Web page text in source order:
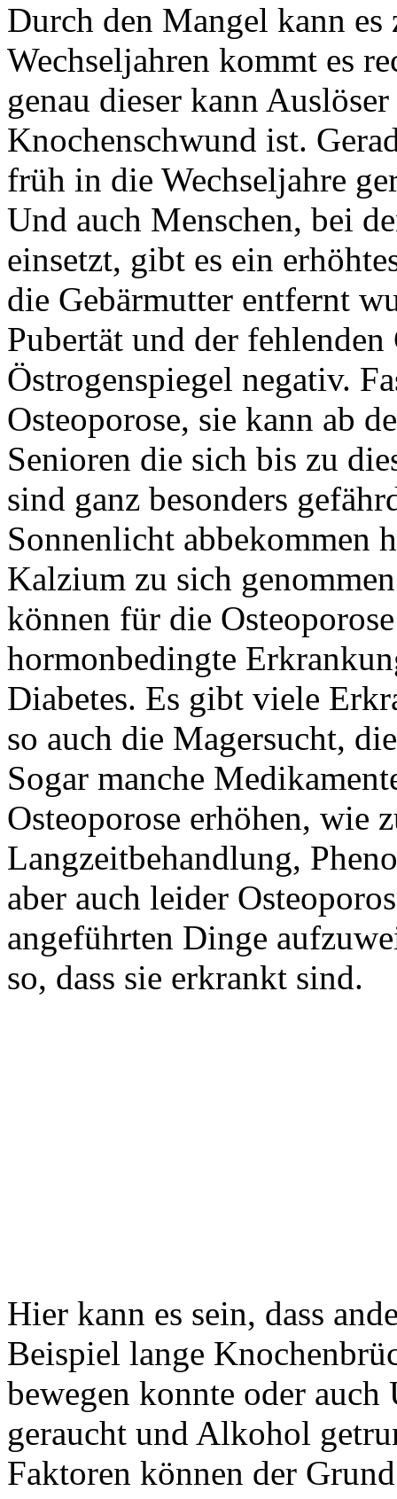
Durch den Mangel kann
Wechseljahren kommt es
genau dieser kann
Knochenschwund ist.
früh in die Wechseljahre
Und auch Menschen, bei
einsetzt, gibt es ein
die Gebärmutter entfernt
Pubertät und der
Östrogenspiegel negativ.
Osteoporose, sie kann ab
Senioren die sich bis zu
sind ganz besonders
Sonnenlicht abbekommen
Kalzium zu sich
können für die
hormonbedingte
Diabetes. Es gibt viele
so auch die Magersucht,
Sogar manche
Osteoporose erhöhen, wie
Langzeitbehandlung,
aber auch leider
angeführten Dinge
so, dass sie erkrankt sind.
Hier kann es sein, dass
Beispiel lange
bewegen konnte oder
geraucht und Alkohol
Faktoren können der